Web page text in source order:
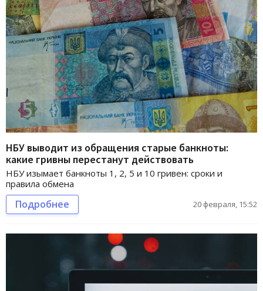
НБУ выводит из обращения старые банкноты:
какие гривны перестанут действовать
НБУ изымает банкноты 1, 2, 5 и 10 гривен: сроки и
правила обмена
Подробнее 20 февраля, 15:52